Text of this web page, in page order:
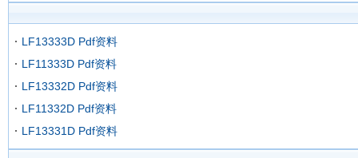
LF13333D Pdf资料
LF11333D Pdf资料
LF13332D Pdf资料
LF11332D Pdf资料
LF13331D Pdf资料